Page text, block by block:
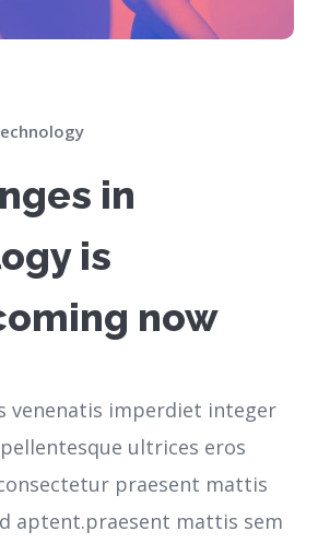
in
is
now
venenatis imperdiet integer
ultrices eros
praesent mattis
aptent.praesent mattis sem